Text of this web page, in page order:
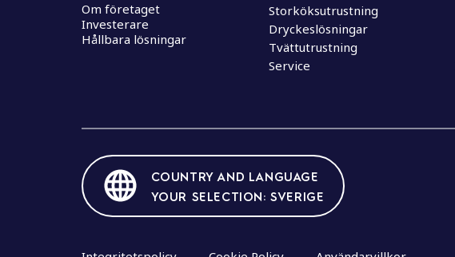
Om företaget
Investerare
Hållbara lösningar
Storköksutrustning
Dryckeslösningar
Tvättutrustning
Service
COUNTRY AND LANGUAGE
YOUR SELECTION: SVERIGE